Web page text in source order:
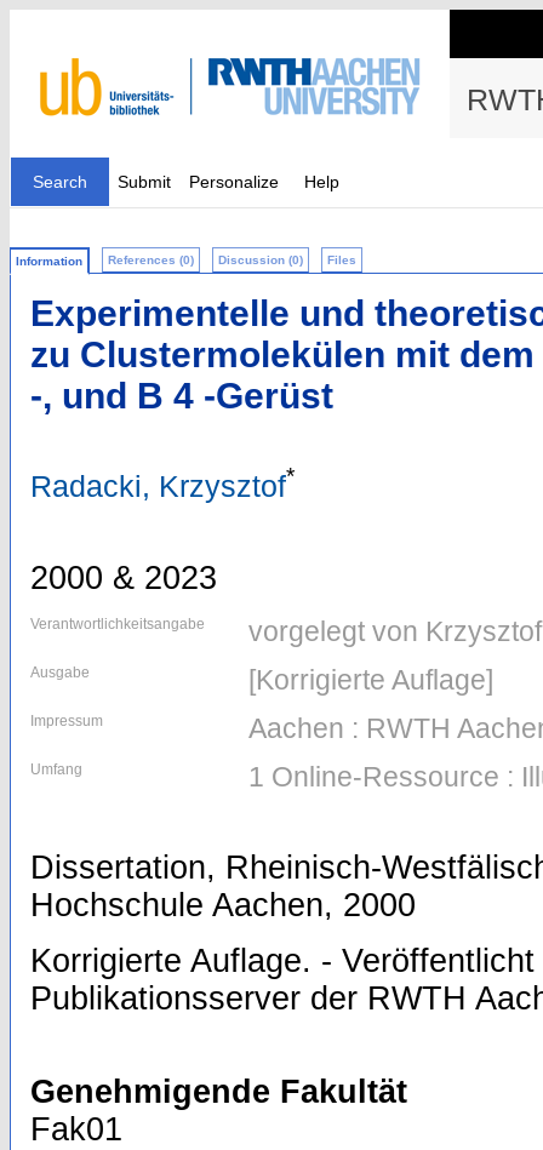
Search Submit Personalize Help
Information References (0) Discussion (0) Files
Experimentelle und
zu Clustermolekülen mit dem
-, und B 4 -Gerüst
Radacki, Krzysztof*
2000 & 2023
Verantwortlichkeitsangabe vorgelegt von
Ausgabe [Korrigierte Auflage]
Impressum Aachen : RWTH
Umfang 1 Online-Ressource :
Dissertation, Rheinisch-
Hochschule Aachen, 2000
Korrigierte Auflage. -
Publikationsserver der RWTH
Genehmigende Fakultät
Fak01